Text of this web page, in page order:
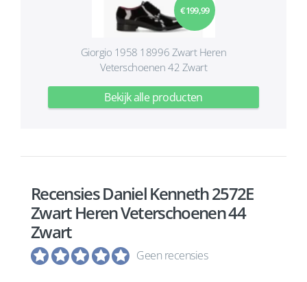
€ 199,99
Giorgio 1958 18996 Zwart Heren
Veterschoenen 42 Zwart
Bekijk alle producten
Recensies Daniel Kenneth 2572E
Zwart Heren Veterschoenen 44
Zwart
Geen recensies